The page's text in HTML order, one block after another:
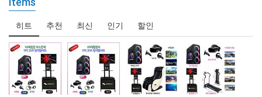
히트 추천 최신 인기 할인